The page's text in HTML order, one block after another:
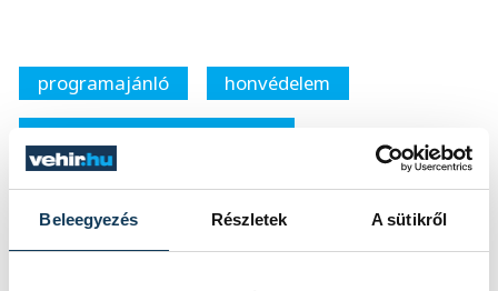
Beleegyezés Részletek A sütikről
programajánló
honvédelem
Veszprémi Honvédelmi Nap